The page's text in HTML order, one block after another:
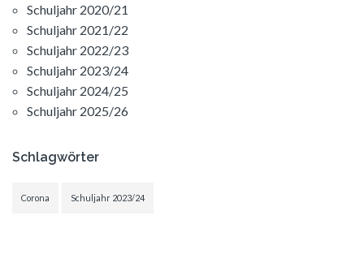
Schuljahr 2020/21
Schuljahr 2021/22
Schuljahr 2022/23
Schuljahr 2023/24
Schuljahr 2024/25
Schuljahr 2025/26
Schlagwörter
Corona Schuljahr 2023/24